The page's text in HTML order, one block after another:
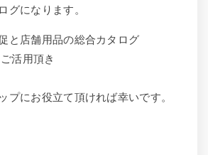
グになります。
と店舗用品の総合カタログ
活用頂き
プにお役立て頂ければ幸いです。